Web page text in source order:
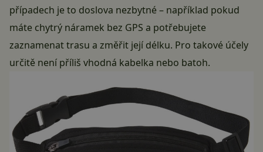
případech je to doslova nezbytné – například pokud
máte chytrý náramek bez GPS a potřebujete
zaznamenat trasu a změřit její délku. Pro takové účely
určitě není příliš vhodná kabelka nebo batoh.